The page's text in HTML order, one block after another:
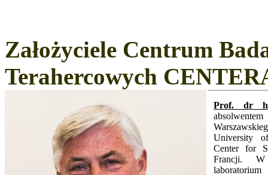
Założyciele Centrum
Terahercowych
Prof. dr
University
Center for
Francji.W